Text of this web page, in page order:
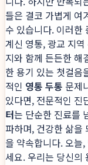
들은 결코 가볍게 여
수 있습니다. 이러한
계신 영통, 광교 지
지와 함께 든든한 해
한 용기 있는 첫걸음
적인 영통 두통 문제
있다면, 전문적인 진
터는 단순한 진료를
파하며, 건강한 삶을
을 약속합니다. 오늘
세요. 우리는 당신의